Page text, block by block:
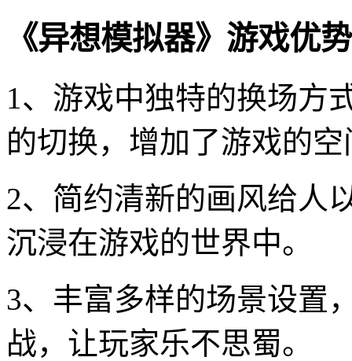
《异想模拟器》游戏优
1、游戏中独特的换场方
的切换，增加了游戏的
2、简约清新的画风给人
沉浸在游戏的世界中。
3、丰富多样的场景设置
战，让玩家乐不思蜀。